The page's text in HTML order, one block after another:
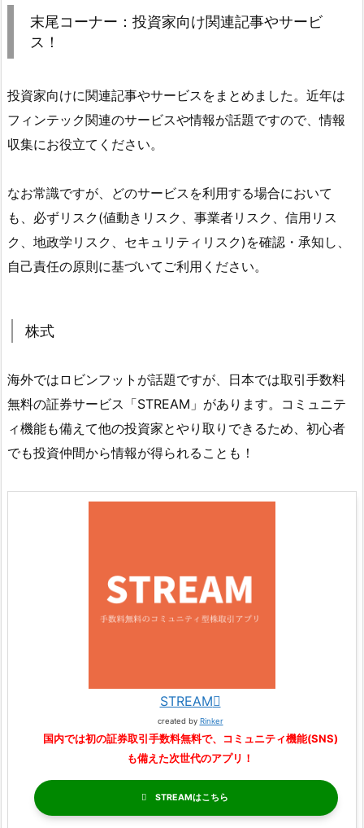
末尾コーナー：投資家向け関連記事やサービ
ス！
投資家向けに関連記事やサービスをまとめました。近年は
フィンテック関連のサービスや情報が話題ですので、情報
収集にお役立てください。
なお常識ですが、どのサービスを利用する場合において
も、必ずリスク(値動きリスク、事業者リスク、信用リス
ク、地政学リスク、セキュリティリスク)を確認・承知し、
自己責任の原則に基づいてご利用ください。
株式
海外ではロビンフットが話題ですが、日本では取引手数料
無料の証券サービス「STREAM」があります。コミュニテ
ィ機能も備えて他の投資家とやり取りできるため、初心者
でも投資仲間から情報が得られることも！
STREAM
created by Rinker
国内では初の証券取引手数料無料で、コミュニティ機能(SNS)
も備えた次世代のアプリ！
STREAM